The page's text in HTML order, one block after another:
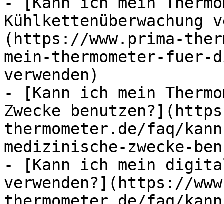
Kühlkettenüberwachung
(https://www.prima-
mein-thermometer-fuer-
verwenden)
- [Kann ich mein
Zwecke
thermometer.de/faq/
medizinische-zwecke-
- [Kann ich mein
verwenden?](https://